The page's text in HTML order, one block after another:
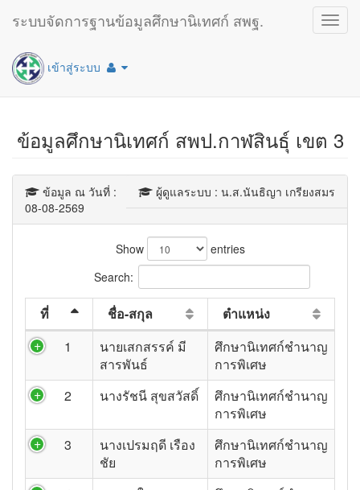
ระบบจัดการฐานข้อมูลศึกษานิเทศก์ สพฐ.
เข้าสู่ระบบ
ข้อมูลศึกษานิเทศก์ สพป.กาฬสินธุ์ เขต 3
ผู้ดูแลระบบ : น.ส.นันธิญา เกรียงสมร
ข้อมูล ณ วันที่ :
08-08-2569
Show
entries
Search:
ที่ ชื่อ-สกุล
ตำแหน่ง
1
นายเสกสรรค์ มี
สารพันธ์
ศึกษานิเทศก์ชำนาญ
การพิเศษ
2
นางรัชนี สุขสวัสดิ์
ศึกษานิเทศก์ชำนาญ
การพิเศษ
3
นางเปรมฤดี เรือง
ชัย
ศึกษานิเทศก์ชำนาญ
การพิเศษ